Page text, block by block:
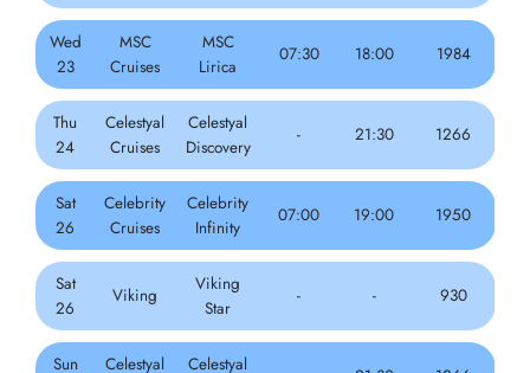
Wed
23
MSC
Cruises
MSC
Lirica
07:30 18:00 1984
Thu
24
Celestyal
Cruises
Celestyal
Discovery
- 21:30 1266
Sat
26
Celebrity
Cruises
Celebrity
Infinity
07:00 19:00 1950
Sat
26
Viking
Viking
Star
- - 930
Sun
Celestyal
Celestyal